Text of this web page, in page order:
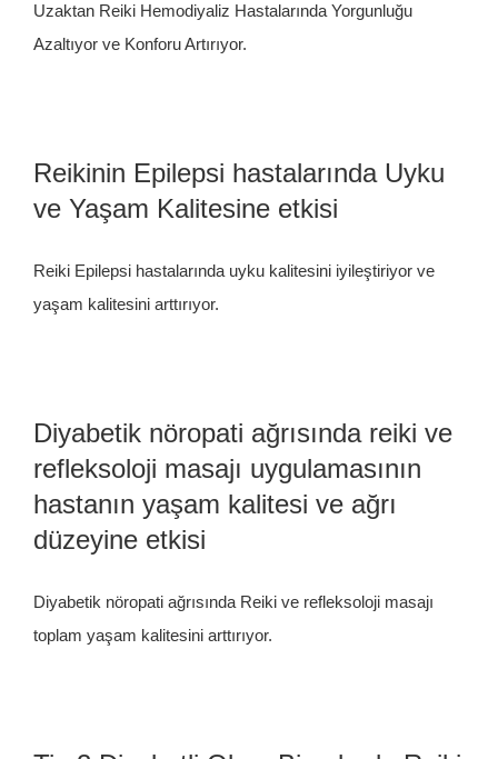
Uzaktan Reiki Hemodiyaliz Hastalarında Yorgunluğu
Azaltıyor ve Konforu Artırıyor.
Reikinin Epilepsi hastalarında Uyku
ve Yaşam Kalitesine etkisi
Reiki Epilepsi hastalarında uyku kalitesini iyileştiriyor ve
yaşam kalitesini arttırıyor.
Diyabetik nöropati ağrısında reiki ve
refleksoloji masajı uygulamasının
hastanın yaşam kalitesi ve ağrı
düzeyine etkisi
Diyabetik nöropati ağrısında Reiki ve refleksoloji masajı
toplam yaşam kalitesini arttırıyor.